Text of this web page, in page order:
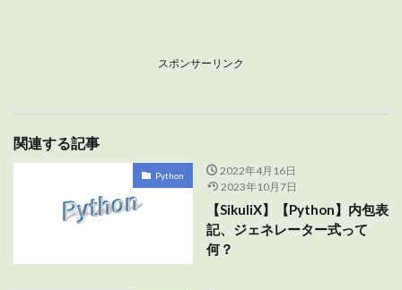
スポンサーリンク
関連する記事
Python
2022年4月16日
2023年10月7日
【SikuliX】【Python】内包表
記、ジェネレーター式って
何？